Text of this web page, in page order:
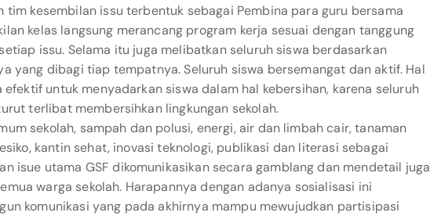
tim kesembilan issu terbentuk sebagai Pembina para guru bersama
kelas langsung merancang program kerja sesuai dengan tanggung
issu. Selama itu juga melibatkan seluruh siswa berdasarkan
yang dibagi tiap tempatnya. Seluruh siswa bersemangat dan aktif. Hal
efektif untuk menyadarkan siswa dalam hal kebersihan, karena seluruh
terlibat membersihkan lingkungan sekolah.
sekolah, sampah dan polusi, energi, air dan limbah cair, tanaman
kantin sehat, inovasi teknologi, publikasi dan literasi sebagai
isue utama GSF dikomunikasikan secara gamblang dan mendetail juga
warga sekolah. Harapannya dengan adanya sosialisasi ini
komunikasi yang pada akhirnya mampu mewujudkan partisipasi